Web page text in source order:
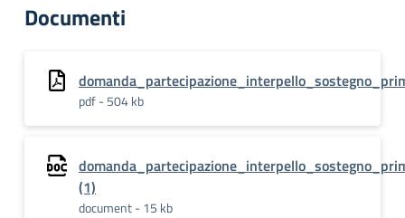
Documenti
pdf - 504 kb
(1)
document - 15 kb